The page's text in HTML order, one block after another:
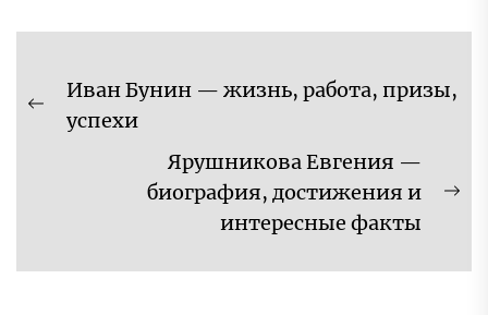
Навигация
поПредыдущая
Иван Бунин — жизнь, работа, призы,
успехи
Ярушникова Евгения —
биография, достижения и
интересные факты